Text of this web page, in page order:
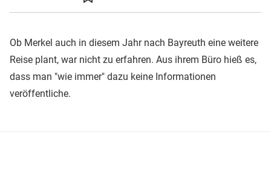
Ob Merkel auch in diesem Jahr nach Bayreuth eine weitere
Reise plant, war nicht zu erfahren. Aus ihrem Büro hieß es,
dass man "wie immer" dazu keine Informationen
veröffentliche.